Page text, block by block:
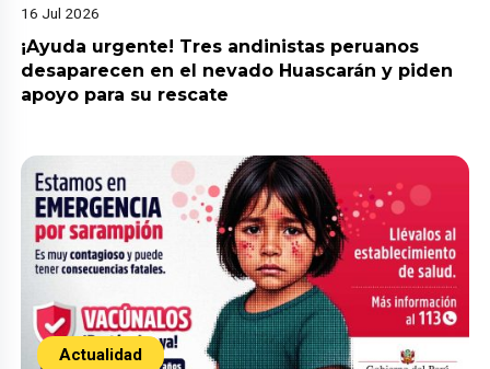
16 Jul 2026
¡Ayuda urgente! Tres andinistas peruanos
desaparecen en el nevado Huascarán y piden
apoyo para su rescate
Actualidad